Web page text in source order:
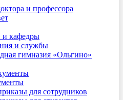
и профессора
и кафедры
и службы
гимназия «Ольгино»
для сотрудников